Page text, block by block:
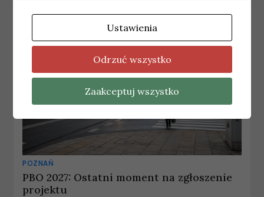
POZNAŃ
PBO 2027: Ostatni moment na zgłoszenie
projektu
Ustawienia
Odrzuć wszystko
Zaakceptuj wszystko